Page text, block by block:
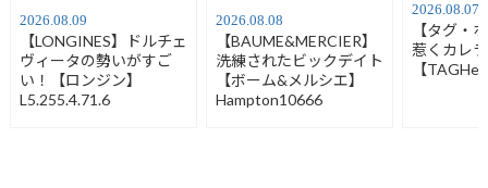
2026.08.09
【LONGINES】ドルチェ
ヴィータの勢いがすご
い！【ロンジン】
L5.255.4.71.6
2026.08.08
【BAUME&MERCIER】
洗練されたビックデイト
【ボーム&メルシエ】
Hampton10666
2026.08.07
【タグ・
惹くカレラ
【